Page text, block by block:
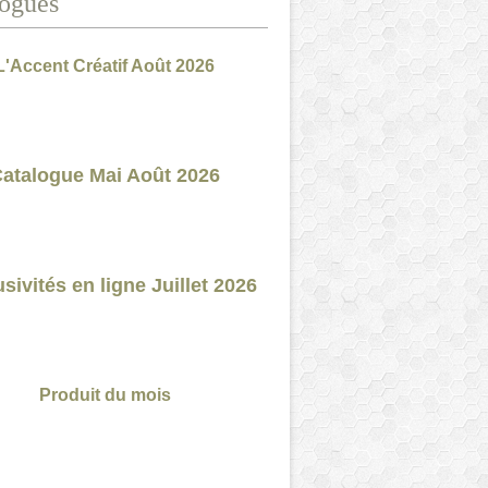
Créatif Août 2026
Mai Août 2026
en ligne Juillet 2026
Produit du mois